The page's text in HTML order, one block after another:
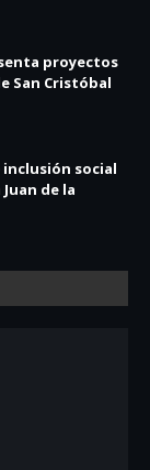
proyectos
San Cristóbal
inclusión social
de la